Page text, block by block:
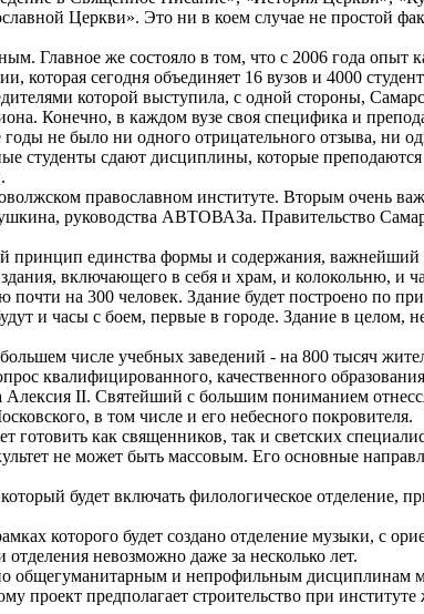
Церкви». Это ни в коем случае не простой
Главное же состояло в том, что с 2006 года опыт
которая сегодня объединяет 16 вузов и 4000
которой выступила, с одной стороны,
Конечно, в каждом вузе своя специфика и
не было ни одного отрицательного отзыва, ни
студенты сдают дисциплины, которые
православном институте. Вторым очень
руководства АВТОВАЗа. Правительство
единства формы и содержания, важнейший
включающего в себя и храм, и колокольню, и
на 300 человек. Здание будет построено по
и часы с боем, первые в городе. Здание в целом,
числе учебных заведений - на 800 тысяч
квалифицированного, качественного
II. Святейший с большим пониманием
в том числе и его небесного покровителя.
как священников, так и светских
не может быть массовым. Его основные
будет включать филологическое отделение,
которого будет создано отделение музыки, с
невозможно даже за несколько лет.
общегуманитарным и непрофильным дисциплинам
предполагает строительство при